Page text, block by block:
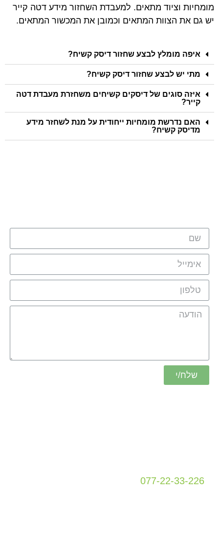
מומחיות וציוד מתאים. למעבדת השחזור מידע דטה קייר
יש גם את הצוות המתאים וכמובן את המכשור המתאים.
איפה מומלץ לבצע שחזור דיסק קשיח?
מתי יש לבצע שחזור דיסק קשיח?
איזה סוגים של דיסקים קשיחים משחזרת מעבדת דטה
קייר?
האם נדרשת מומחיות ייחודית על מנת לשחזר מידע
מדיסק קשיח?
שלח/י
077-22-33-226